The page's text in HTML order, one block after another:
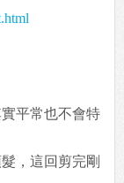
平常也不會特
，這回剪完剛